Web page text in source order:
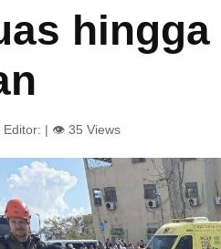
| 👁 35 Views